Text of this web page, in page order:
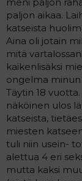
paljon aikaa.
katseista
Aina oli jotain
mitä
kaikenlisäksi
ongelma minun
Täytin 18
näköinen ulos
katseista,
miesten
tuli niin usein-
alettua 4 eri
mutta kaksi